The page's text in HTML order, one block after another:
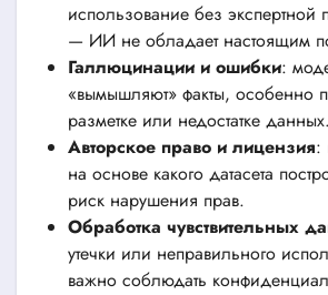
использование без экспертной
— ИИ не обладает настоящим
Галлюцинации и ошибки:
«вымышляют» факты, особенно
разметке или недостатке данных.
Авторское право и лицензия:
на основе какого датасета
риск нарушения прав.
Обработка чувствительных
утечки или неправильного
важно соблюдать